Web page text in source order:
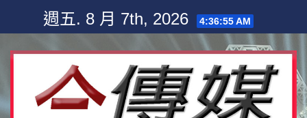
content
週五. 8 月 7th, 2026 4:36:57 AM